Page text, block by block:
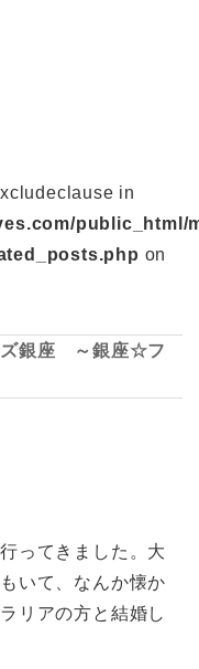
in
public_html/
on
ズ銀座 ～銀座☆フ
ってきました。大
いて、なんか懐か
リアの方と結婚し